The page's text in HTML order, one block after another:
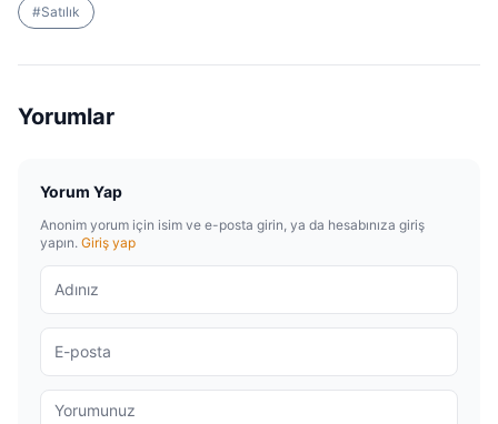
#Satılık
Yorumlar
Yorum Yap
Anonim yorum için isim ve e-posta girin, ya da hesabınıza giriş
yapın. Giriş yap